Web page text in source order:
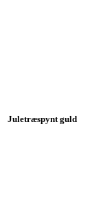
Juletræspynt guld